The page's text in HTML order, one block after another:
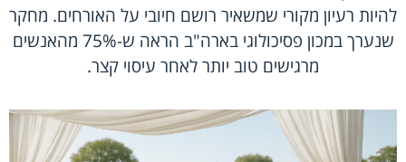
להיות רעיון מקורי שמשאיר רושם חיובי על האורחים. מחקר
שנערך במכון פסיכולוגי בארה"ב הראה ש-75% מהאנשים
מרגישים טוב יותר לאחר עיסוי קצר.